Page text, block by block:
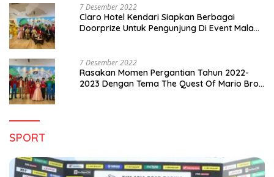
7 Desember 2022
Claro Hotel Kendari Siapkan Berbagai
Doorprize Untuk Pengunjung Di Event Malam
7 Desember 2022
Rasakan Momen Pergantian Tahun 2022-
2023 Dengan Tema The Quest Of Mario Bros
SPORT